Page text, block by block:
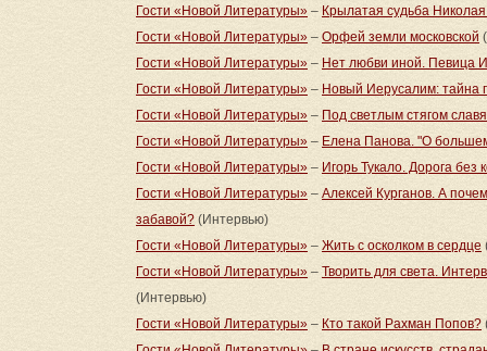
Гости «Новой Литературы» – Крылатая судьба
Гости «Новой Литературы» – Орфей земли московской
Гости «Новой Литературы» – Нет любви иной. Певица
Гости «Новой Литературы» – Новый Иерусалим: тайна
Гости «Новой Литературы» – Под светлым стягом
Гости «Новой Литературы» – Елена Панова. "О
Гости «Новой Литературы» – Игорь Тукало. Дорога без
Гости «Новой Литературы» – Алексей Курганов. А
забавой? (Интервью)
Гости «Новой Литературы» – Жить с осколком в сердце
Гости «Новой Литературы» – Творить для света.
(Интервью)
Гости «Новой Литературы» – Кто такой Рахман Попов?